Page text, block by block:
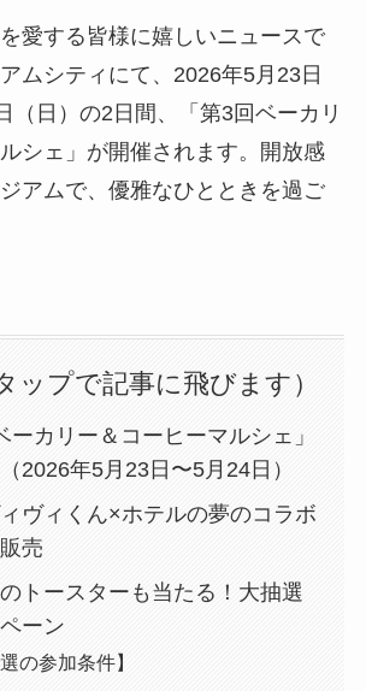
愛する皆様に嬉しいニュースで
ムシティにて、2026年5月23日
（日）の2日間、「第3回ベーカリ
シェ」が開催されます。開放感
アムで、優雅なひとときを過ご
ップで記事に飛びます）
ーカリー＆コーヒーマルシェ」
2026年5月23日〜5月24日）
ヴィくん×ホテルの夢のコラボ
売
トースターも当たる！大抽選
ーン
選の参加条件】